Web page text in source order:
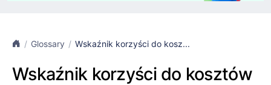
Glossary Wskaźnik korzyści do kosz...
Wskaźnik korzyści do kosztów